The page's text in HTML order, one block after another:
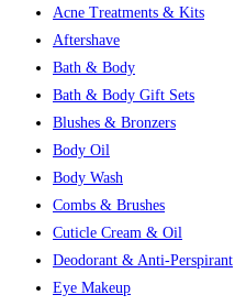
Acne Treatments & Kits
Aftershave
Bath & Body
Bath & Body Gift Sets
Blushes & Bronzers
Body Oil
Body Wash
Combs & Brushes
Cuticle Cream & Oil
Deodorant & Anti-Perspirant
Eye Makeup